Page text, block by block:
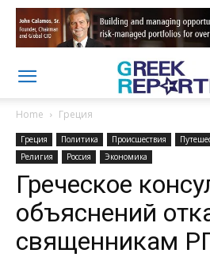
Home Греция
Греция Политика Происшествия
Религия
Россия Экономика
Греческое
объяснений
священникам